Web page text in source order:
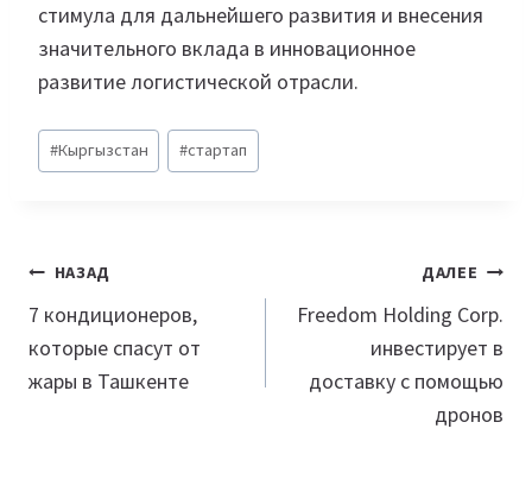
стимула для дальнейшего развития и внесения
значительного вклада в инновационное
развитие логистической отрасли.
Метки
записи:
#Кыргызстан #стартап
Навигация
по
записям
НАЗАД
7 кондиционеров,
которые спасут от
жары в Ташкенте
ДАЛЕЕ
Freedom Holding Corp.
инвестирует в
доставку с помощью
дронов